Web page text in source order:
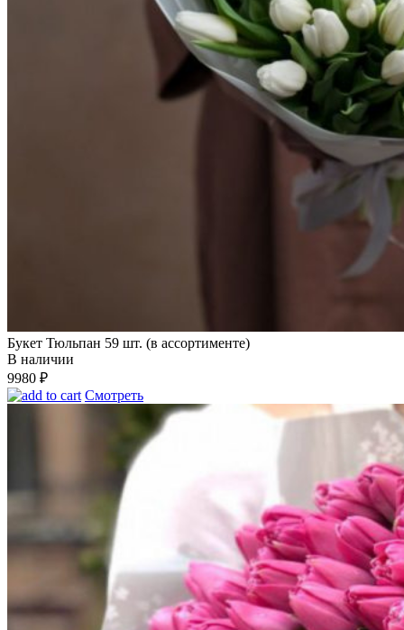
Букет Тюльпан 59 шт. (в ассортименте)
В наличии
9980 ₽
Смотреть